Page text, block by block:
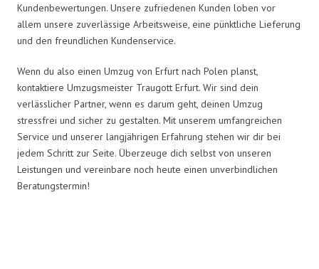
Kundenbewertungen. Unsere zufriedenen Kunden loben vor
allem unsere zuverlässige Arbeitsweise, eine pünktliche Lieferung
und den freundlichen Kundenservice.
Wenn du also einen Umzug von Erfurt nach Polen planst,
kontaktiere Umzugsmeister Traugott Erfurt. Wir sind dein
verlässlicher Partner, wenn es darum geht, deinen Umzug
stressfrei und sicher zu gestalten. Mit unserem umfangreichen
Service und unserer langjährigen Erfahrung stehen wir dir bei
jedem Schritt zur Seite. Überzeuge dich selbst von unseren
Leistungen und vereinbare noch heute einen unverbindlichen
Beratungstermin!